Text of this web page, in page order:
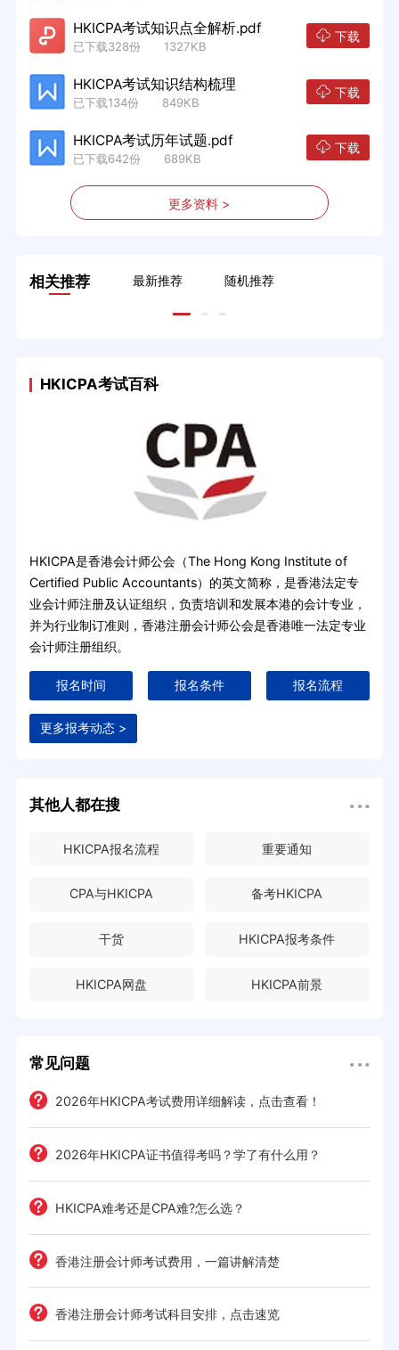
HKICPA考试知识点全解析.pdf
已下载328份 1327KB
下载
HKICPA考试知识结构梳理
已下载134份 849KB
下载
HKICPA考试历年试题.pdf
已下载642份 689KB
下载
更多资料 >
相关推荐 最新推荐 随机推荐
HKICPA考试百科
HKICPA是香港会计师公会（The Hong Kong Institute of
Certified Public Accountants）的英文简称，是香港法定专
业会计师注册及认证组织，负责培训和发展本港的会计专业，
并为行业制订准则，香港注册会计师公会是香港唯一法定专业
会计师注册组织。
报名时间 报名条件 报名流程
更多报考动态 >
其他人都在搜
HKICPA报名流程 重要通知
CPA与HKICPA 备考HKICPA
干货 HKICPA报考条件
HKICPA网盘 HKICPA前景
常见问题
2026年HKICPA考试费用详细解读，点击查看！
2026年HKICPA证书值得考吗？学了有什么用？
HKICPA难考还是CPA难?怎么选？
香港注册会计师考试费用，一篇讲解清楚
香港注册会计师考试科目安排，点击速览